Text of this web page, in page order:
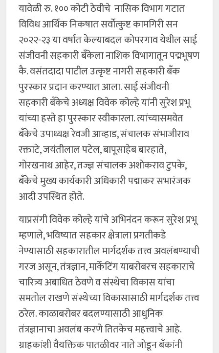
यावेळी रु. १०० कोटी ठेवीचे नासिक विभाग गटात
विविध आर्थिक निकषात सर्वोत्कुष्ट कामगिरी सन
२०२२-२३ या वर्षात केल्याबदल कोपरगाव येथील साई
संजीवनी सहकारी बँकेला नाशिक विभागातून पद्मभूषण
कै. वसंतदादा पाटील उत्कृष्ट नागरी सहकारी बँक
पुरस्कार प्रदान करण्यात आला. साई संजीवनी
सहकारी बँकेचे अध्यक्ष विवेक कोल्हे यांनी सुरेश प्रभू
यांच्या हस्ते हा पुरस्कार स्वीकारला. त्यांच्यासमवेत
बँकेचे उपाध्यक्ष रेवजी आव्हाड, संचालक संभाजीराव
रक्ताटे, जयंतीलाल पटेल, बापूसाहेब बारहाते,
गोरखनाथ आहेर, तज्ज्ञ संचालक अशोकराव टुपके,
बँकेचे मुख्य कार्यकारी अधिकारी पद्माकर सभारंजक
आदी उपस्थित होते.
याप्रसंगी विवेक कोल्हे यांचे अभिनंदन करून सुरेश प्रभू
म्हणाले, भविष्यात सहकार क्षेत्राला प्रगतीकडे
नेण्यासाठी सहकारातील मार्गदर्शक तत्त्व अवलंबण्याची
गरज असून, तंत्रज्ञान, मार्केटिंग याबरोबरच सहकाराचे
चारित्र्य अबाधित ठेवणे व संस्थेचा विकास यांचा
समतोल राखणे संस्थेच्या विकासासाठी मार्गदर्शक तत्त्व
ठरेल. काळाबरोबर बदलण्यासाठी आधुनिक
तंत्रज्ञानाचा अवलंब करणे तितकेच महत्त्वाचे आहे.
ग्राहकांशी वैयक्तिक पातळीवर नाते जोडून बँकांनी